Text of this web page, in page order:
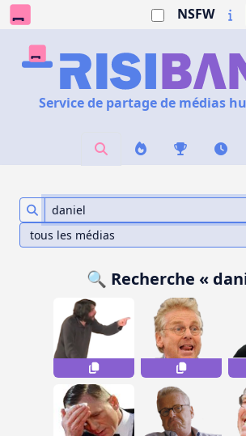
NSFW
Service de partage de médias
🔍 Recherche «